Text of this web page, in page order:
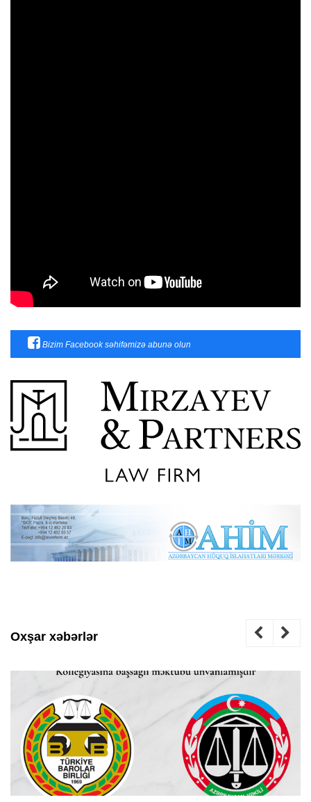
Bizim Facebook səhifəmizə abunə olun
Oxşar xəbərlər